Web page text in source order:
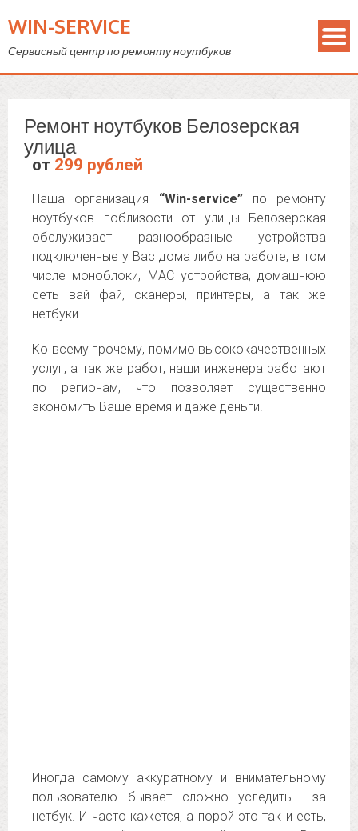
WIN-SERVICE
Сервисный центр по ремонту ноутбуков
Ремонт ноутбуков Белозерская
улица
от 299 рублей
Наша организация “Win-service”по ремонту
ноутбуков поблизости от улицы Белозерская
обслуживает разнообразные устройства
подключенные у Вас дома либо на работе, в том
числе моноблоки, MAC устройства, домашнюю
сеть вай фай, сканеры, принтеры, а так же
нетбуки.
Ко всему прочему, помимо высококачественных
услуг, а так же работ, наши инженера работают
по регионам, что позволяет существенно
экономить Ваше время и даже деньги.
Иногда самому аккуратному и внимательному
пользователю бывает сложно уследить за
нетбук. И часто кажется, а порой это так и есть,